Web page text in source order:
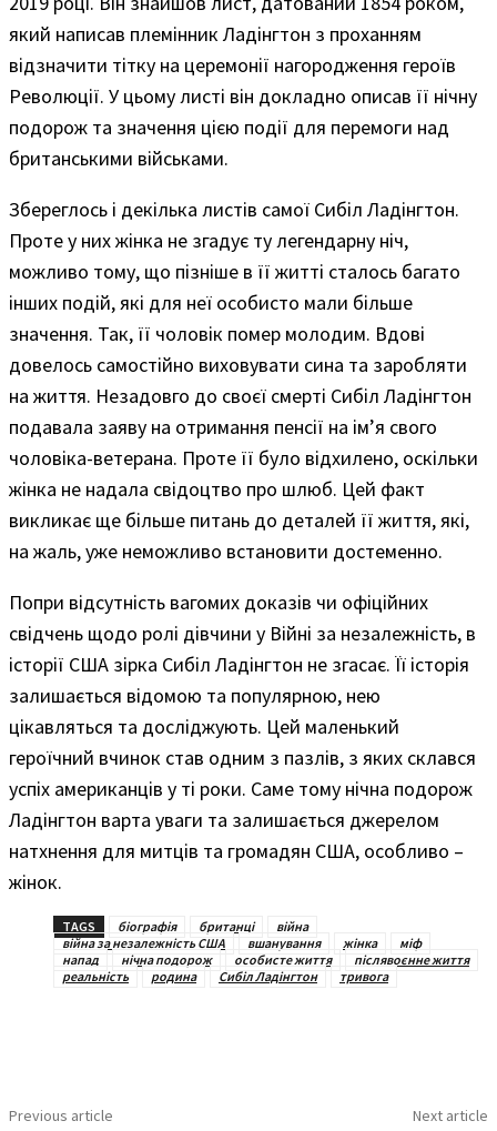
який написав племінник Ладінгтон з проханням
відзначити тітку на церемонії нагородження героїв
Революції. У цьому листі він докладно описав її нічну
подорож та значення цією події для перемоги над
британськими військами.
Збереглось і декілька листів самої Сибіл Ладінгтон.
Проте у них жінка не згадує ту легендарну ніч,
можливо тому, що пізніше в її житті сталось багато
інших подій, які для неї особисто мали більше
значення. Так, її чоловік помер молодим. Вдові
довелось самостійно виховувати сина та заробляти
на життя. Незадовго до своєї смерті Сибіл Ладінгтон
подавала заяву на отримання пенсії на ім’я свого
чоловіка-ветерана. Проте її було відхилено, оскільки
жінка не надала свідоцтво про шлюб. Цей факт
викликає ще більше питань до деталей її життя, які,
на жаль, уже неможливо встановити достеменно.
Попри відсутність вагомих доказів чи офіційних
свідчень щодо ролі дівчини у Війні за незалежність, в
історії США зірка Сибіл Ладінгтон не згасає. Її історія
залишається відомою та популярною, нею
цікавляться та досліджують. Цей маленький
героїчний вчинок став одним з пазлів, з яких склався
успіх американців у ті роки. Саме тому нічна подорож
Ладінгтон варта уваги та залишається джерелом
натхнення для митців та громадян США, особливо –
жінок.
TAGS біографія британці
війна
війна за незалежність США
вшанування жінка
міф
напад
нічна подорож особисте життя
післявоєнне життя
реальність
родина Сибіл Ладінгтон тривога
Previous article Next article